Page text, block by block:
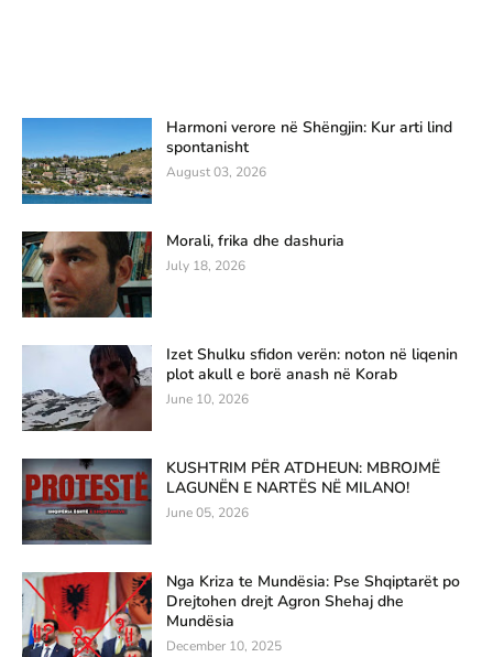
Harmoni verore në Shëngjin: Kur arti lind
spontanisht
August 03, 2026
Morali, frika dhe dashuria
July 18, 2026
Izet Shulku sfidon verën: noton në liqenin
plot akull e borë anash në Korab
June 10, 2026
KUSHTRIM PËR ATDHEUN: MBROJMË
LAGUNËN E NARTËS NË MILANO!
June 05, 2026
Nga Kriza te Mundësia: Pse Shqiptarët po
Drejtohen drejt Agron Shehaj dhe
Mundësia
December 10, 2025